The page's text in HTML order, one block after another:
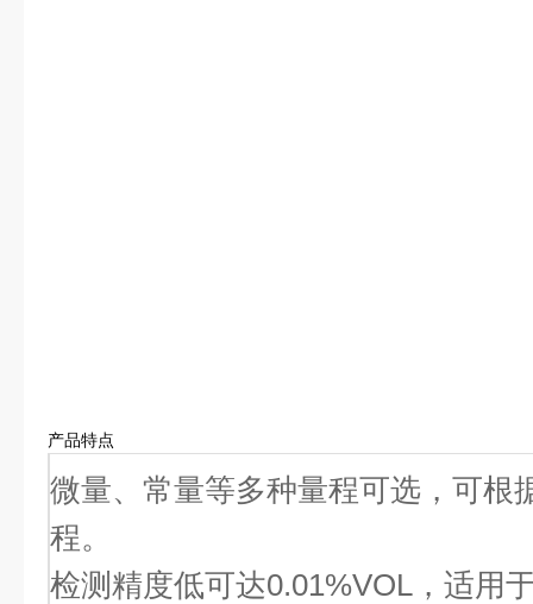
产品特点
微量、常量等多种量程可选，可根
程。
检测精度低可达0.01%VOL，适用